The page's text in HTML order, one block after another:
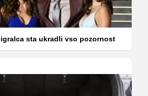
sta ukradli vso pozornost